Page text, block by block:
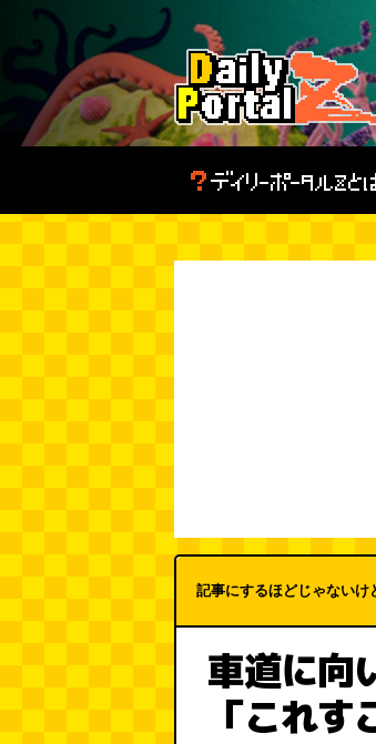
記事にするほどじゃないけ
車道に向
「これす